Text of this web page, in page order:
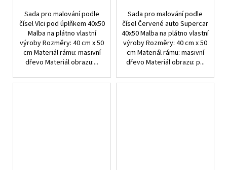
Sada pro malování podle
čísel Vlci pod úplňkem 40x50
Malba na plátno vlastní
výroby Rozměry: 40 cm x 50
cm Materiál rámu: masivní
dřevo Materiál obrazu:...
Sada pro malování podle
čísel Červené auto Supercar
40x50 Malba na plátno vlastní
výroby Rozměry: 40 cm x 50
cm Materiál rámu: masivní
dřevo Materiál obrazu: p...